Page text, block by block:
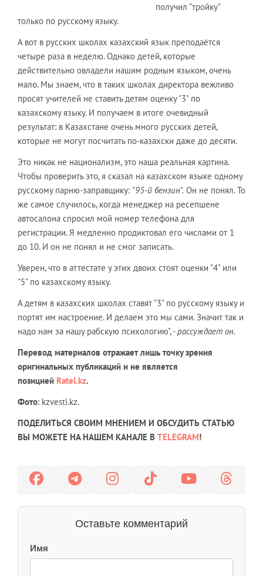
получил "тройку"
только по русскому языку.
А вот в русских школах казахский язык преподаётся
четыре раза в неделю. Однако детей, которые
действительно овладели нашим родным языком, очень
мало. Мы знаем, что в таких школах директора вежливо
просят учителей не ставить детям оценку "3" по
казахскому языку. И получаем в итоге очевидный
результат: в Казахстане очень много русских детей,
которые не могут посчитать по-казахски даже до десяти.
Это никак не национализм, это наша реальная картина.
Чтобы проверить это, я сказал на казахском языке одному
русскому парню-заправщику: "95-й бензин". Он не понял. То
же самое случилось, когда менеджер на ресепшене
автосалона спросил мой номер телефона для
регистрации. Я медленно продиктовал его числами от 1
до 10. И он не понял и не смог записать.
Уверен, что в аттестате у этих двоих стоят оценки "4" или
"5" по казахскому языку.
А детям в казахских школах ставят "3" по русскому языку и
портят им настроение. И делаем это мы сами. Значит так и
надо нам за нашу рабскую психологию", -рассуждает он.
Перевод материалов отражает лишь точку зрения
оригинальных публикаций и не является
позицией Ratel.kz.
Фото: kzvesti.kz.
ПОДЕЛИТЬСЯ СВОИМ МНЕНИЕМ И ОБСУДИТЬ СТАТЬЮ
ВЫ МОЖЕТЕ НА НАШЕМ КАНАЛЕ В TELEGRAM!
Оставьте комментарий
Имя